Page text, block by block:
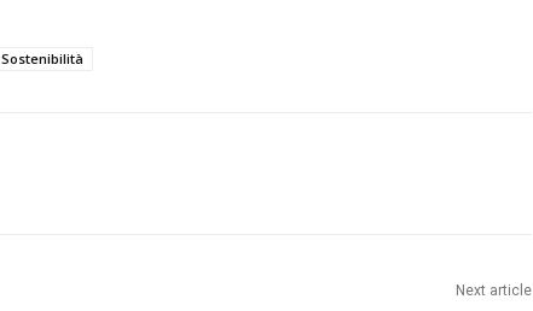
Sostenibilità
Next article